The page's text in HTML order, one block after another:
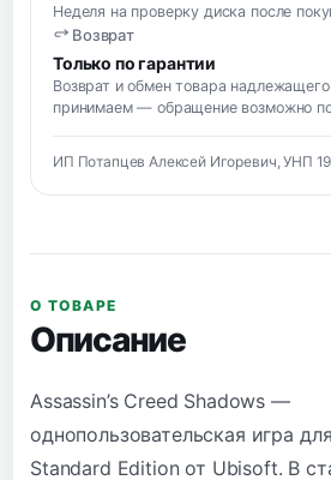
Неделя на проверку диска после
Возврат
Только по гарантии
Возврат и обмен товара
принимаем — обращение возможно по
ИП Потапцев Алексей Игоревич, УНП
О ТОВАРЕ
Описание
Assassin’s Creed Shadows —
однопользовательская игра
Standard Edition от Ubisoft. В